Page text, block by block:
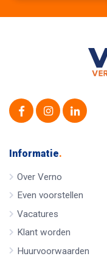
Informatie.
Over Verno
Even voorstellen
Vacatures
Klant worden
Huurvoorwaarden